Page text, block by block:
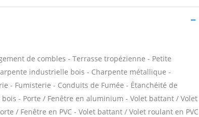
de combles - Terrasse tropézienne - Petite
industrielle bois - Charpente métallique -
- Fumisterie - Conduits de Fumée - Étanchéité de
- Porte / Fenêtre en aluminium - Volet battant / Volet
/ Fenêtre en PVC - Volet battant / Volet roulant en PVC